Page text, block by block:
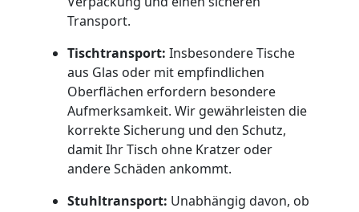
Transport.
Tischtransport: Insbesondere Tische
aus Glas oder mit empfindlichen
Oberflächen erfordern besondere
Aufmerksamkeit. Wir gewährleisten die
korrekte Sicherung und den Schutz,
damit Ihr Tisch ohne Kratzer oder
andere Schäden ankommt.
Stuhltransport: Unabhängig davon, ob
Umzug
Dornbirn
Qualitäts-
Umzüge